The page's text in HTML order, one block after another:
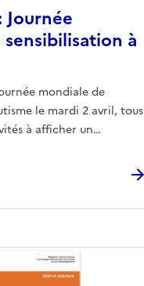
Journée
à
mondiale de
le mardi 2 avril, tous
à afficher un…